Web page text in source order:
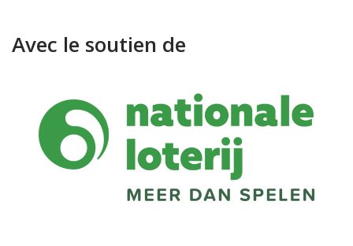
Avec le soutien de